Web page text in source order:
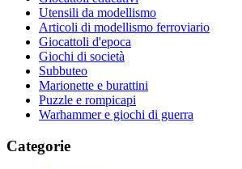
Utensili da modellismo
Articoli di modellismo ferroviario
Giocattoli d'epoca
Giochi di società
Subbuteo
Marionette e burattini
Puzzle e rompicapi
Warhammer e giochi di guerra
Categorie